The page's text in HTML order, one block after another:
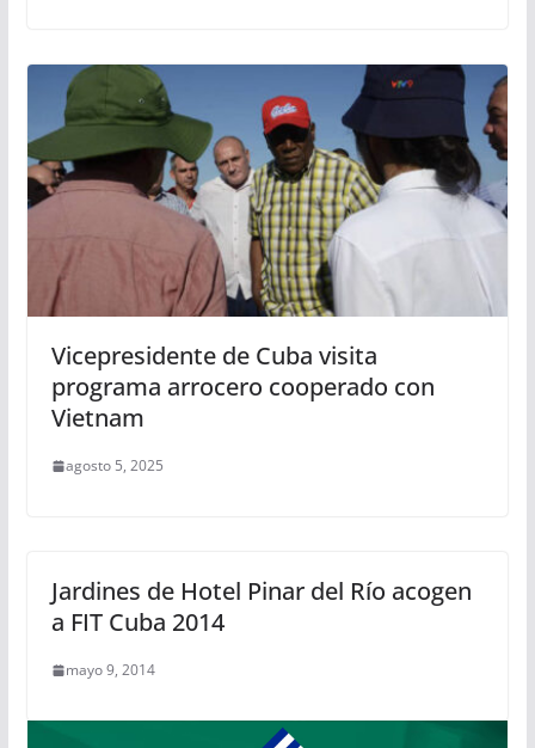
Vicepresidente de Cuba visita
programa arrocero cooperado con
Vietnam
agosto 5, 2025
Jardines de Hotel Pinar del Río acogen
a FIT Cuba 2014
mayo 9, 2014